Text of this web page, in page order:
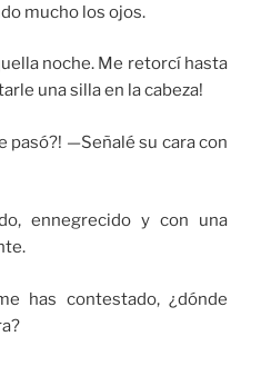
mucho los ojos.
noche. Me retorcí hasta
una silla en la cabeza!
pasó?! —Señalé su cara con
ennegrecido y con una
has contestado, ¿dónde